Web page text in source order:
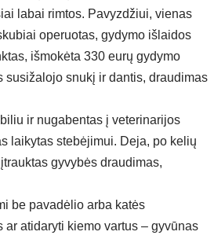
labai rimtos. Pavyzdžiui, vienas
operuotas, gydymo išlaidos
išmokėta 330 eurų gydymo
susižalojo snukį ir dantis, draudimas
ir nugabentas į veterinarijos
laikytas stebėjimui. Deja, po kelių
gyvybės draudimas,
be pavadėlio arba katės
atidaryti kiemo vartus – gyvūnas